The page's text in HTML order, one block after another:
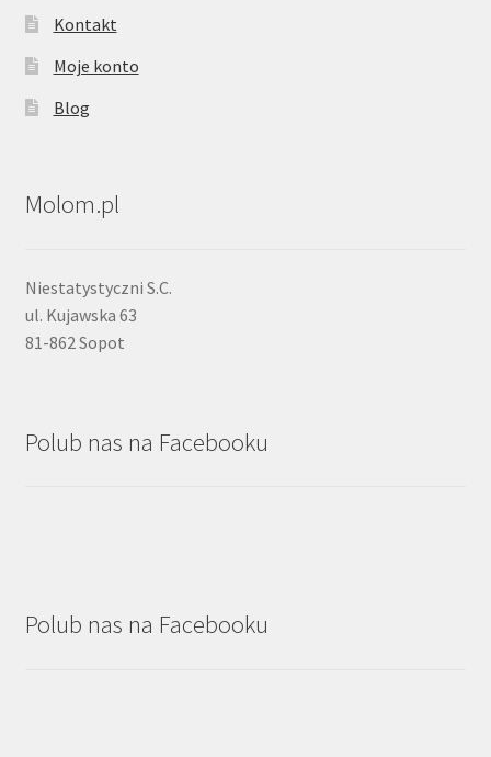
Kontakt
Moje konto
Blog
Molom.pl
Niestatystyczni S.C.
ul. Kujawska 63
81-862 Sopot
Polub nas na Facebooku
Polub nas na Facebooku